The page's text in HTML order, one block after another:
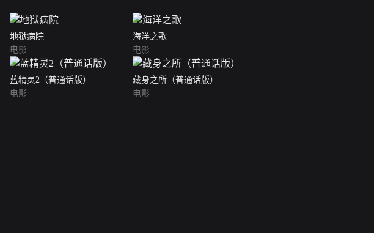
地狱病院
电影
海洋之歌
电影
蓝精灵2（普通话版）
电影
藏身之所（普通话版）
电影